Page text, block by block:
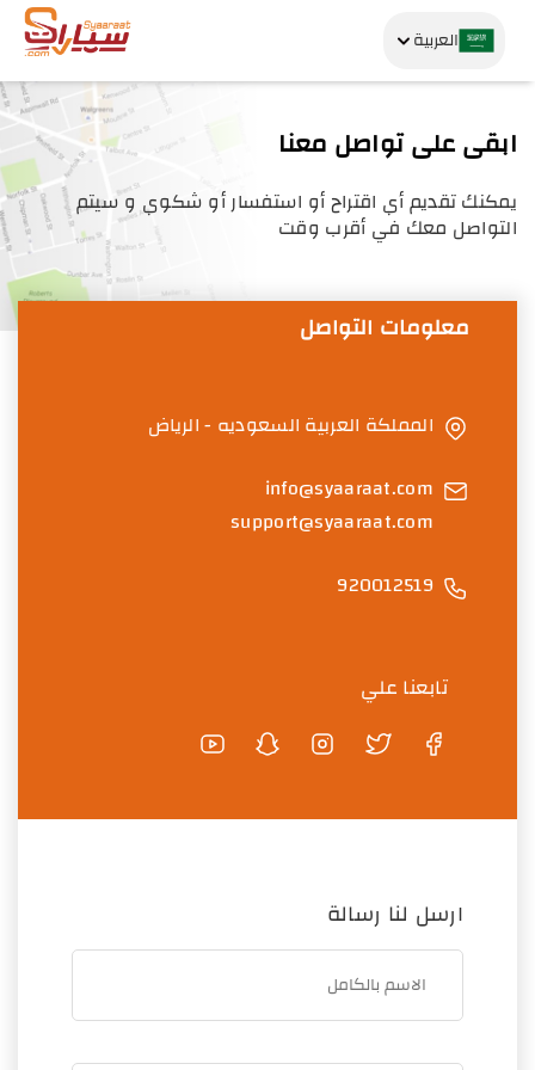
العربية
ابقى على تواصل معنا
يمكنك تقديم أي اقتراح أو استفسار أو شكوي و سيتم
التواصل معك في أقرب وقت
ارسل لنا رسالة
معلومات التواصل
المملكة العربية السعوديه - الرياض
info@syaaraat.com
support@syaaraat.com
920012519
تابعنا علي